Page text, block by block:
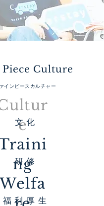
Culture
インピースカルチャー
e
​文 化
ng
​研 修
Welfa
​福 利 厚 生